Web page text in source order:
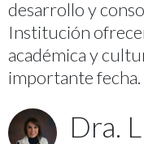
desarrollo y
Institución
académica y
importante fecha.
Dra.